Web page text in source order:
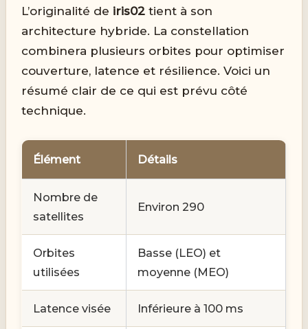
L’originalité de iris02 tient à son
architecture hybride. La constellation
combinera plusieurs orbites pour optimiser
couverture, latence et résilience. Voici un
résumé clair de ce qui est prévu côté
technique.
Élément Détails
Nombre de
satellites
Environ 290
Orbites
utilisées
Basse (LEO) et
moyenne (MEO)
Latence visée Inférieure à 100 ms